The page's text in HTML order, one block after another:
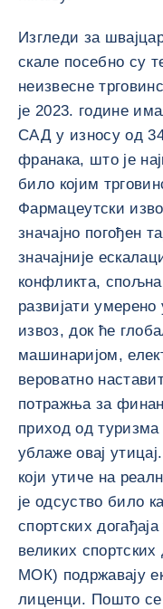
Изгледи за
скале посебно су
неизвесне
је 2023. године
САД у износу од
франака, што је
било којим
Фармацеутски
значајно погођен
значајније
конфликта, спољна
развијати
извоз, док ће
машинаријом,
вероватно
потражња за
приход од
ублаже овај
који утиче на
је одсуство било
спортских
великих
МОК) подржавају
лиценци. Пошто